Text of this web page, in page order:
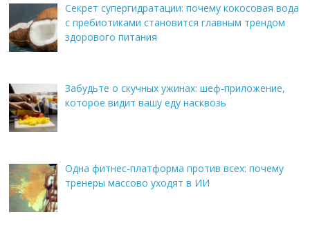
Секрет супергидратации: почему кокосовая вода
с пребиотиками становится главным трендом
здорового питания
Забудьте о скучных ужинах: шеф-приложение,
которое видит вашу еду насквозь
Одна фитнес-платформа против всех: почему
тренеры массово уходят в ИИ